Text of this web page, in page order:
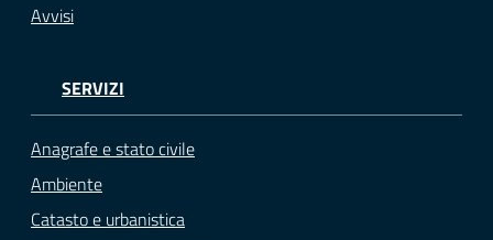
Avvisi
SERVIZI
Anagrafe e stato civile
Ambiente
Catasto e urbanistica